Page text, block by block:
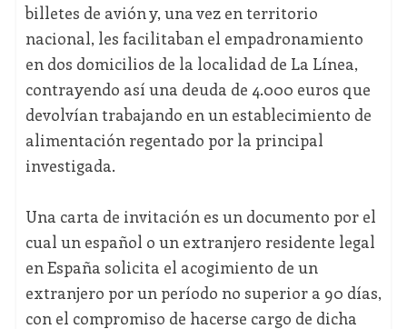
billetes de avión y, una vez en territorio
nacional, les facilitaban el empadronamiento
en dos domicilios de la localidad de La Línea,
contrayendo así una deuda de 4.000 euros que
devolvían trabajando en un establecimiento de
alimentación regentado por la principal
investigada.
Una carta de invitación es un documento por el
cual un español o un extranjero residente legal
en España solicita el acogimiento de un
extranjero por un período no superior a 90 días,
con el compromiso de hacerse cargo de dicha